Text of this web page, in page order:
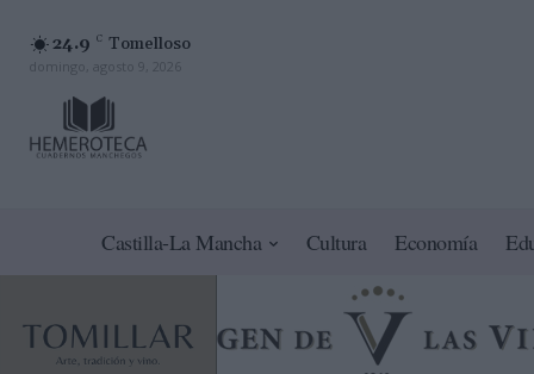
24.9 C Tomelloso
domingo, agosto 9, 2026
Castilla-La Mancha Cultura Economía